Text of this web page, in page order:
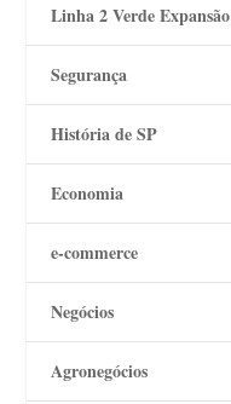
Linha 2 Verde Expansão
Segurança
História de SP
Economia
e-commerce
Negócios
Agronegócios